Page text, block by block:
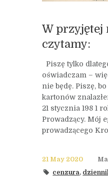
W przyjętej
czytamy:
Piszę tylko
oświadczam –
nie będę. Piszę,
kartonów
21 stycznia 198 1
Prowadzący. Mój
prowadzącego
21 May 2020
cenzura,